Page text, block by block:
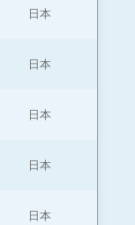
日本
日本
日本
日本
日本